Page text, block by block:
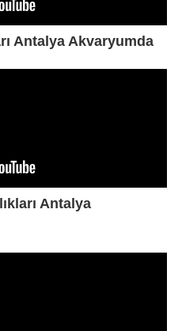
Antalya Akvaryumda
Antalya